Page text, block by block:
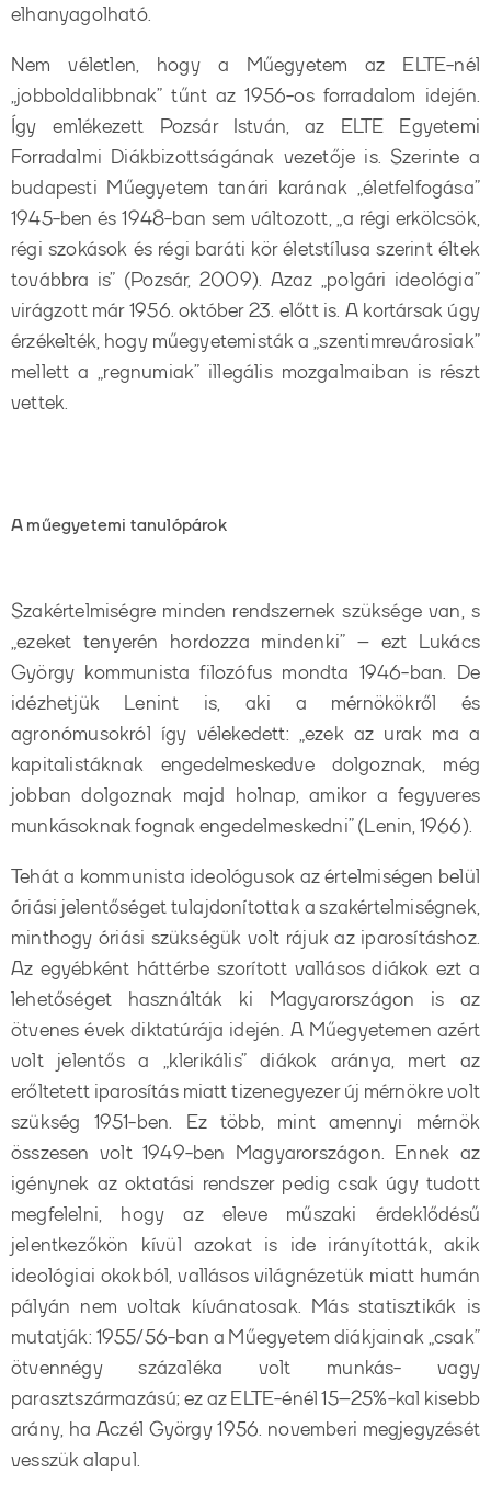
elhanyagolható.
Nem véletlen, hogy a Műegyetem az ELTE-nél
„jobboldalibbnak” tűnt az 1956-os forradalom idején.
Így emlékezett Pozsár István, az ELTE Egyetemi
Forradalmi Diákbizottságának vezetője is. Szerinte a
budapesti Műegyetem tanári karának „életfelfogása”
1945-ben és 1948-ban sem változott, „a régi erkölcsök,
régi szokások és régi baráti kör életstílusa szerint éltek
továbbra is” (Pozsár, 2009). Azaz „polgári ideológia”
virágzott már 1956. október 23. előtt is. A kortársak úgy
érzékelték, hogy műegyetemisták a „szentimrevárosiak”
mellett a „regnumiak” illegális mozgalmaiban is részt
vettek.
A műegyetemi tanulópárok
Szakértelmiségre minden rendszernek szüksége van, s
„ezeket tenyerén hordozza mindenki” – ezt Lukács
György kommunista filozófus mondta 1946-ban. De
idézhetjük Lenint is, aki a mérnökökről és
agronómusokról így vélekedett: „ezek az urak ma a
kapitalistáknak engedelmeskedve dolgoznak, még
jobban dolgoznak majd holnap, amikor a fegyveres
munkásoknak fognak engedelmeskedni” (Lenin, 1966).
Tehát a kommunista ideológusok az értelmiségen belül
óriási jelentőséget tulajdonítottak a szakértelmiségnek,
minthogy óriási szükségük volt rájuk az iparosításhoz.
Az egyébként háttérbe szorított vallásos diákok ezt a
lehetőséget használták ki Magyarországon is az
ötvenes évek diktatúrája idején. A Műegyetemen azért
volt jelentős a „klerikális” diákok aránya, mert az
erőltetett iparosítás miatt tizenegyezer új mérnökre volt
szükség 1951-ben. Ez több, mint amennyi mérnök
összesen volt 1949-ben Magyarországon. Ennek az
igénynek az oktatási rendszer pedig csak úgy tudott
megfelelni, hogy az eleve műszaki érdeklődésű
jelentkezőkön kívül azokat is ide irányították, akik
ideológiai okokból, vallásos világnézetük miatt humán
pályán nem voltak kívánatosak. Más statisztikák is
mutatják: 1955/56-ban a Műegyetem diákjainak „csak”
ötvennégy százaléka volt munkás- vagy
parasztszármazású; ez az ELTE-énél 15–25%-kal kisebb
arány, ha Aczél György 1956. novemberi megjegyzését
vesszük alapul.